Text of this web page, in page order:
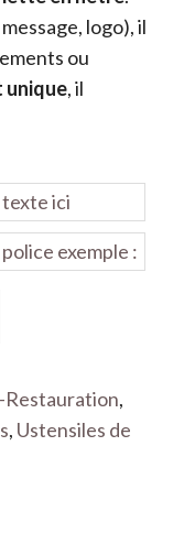
logo), il
ou
unique, il
,
, Ustensiles de